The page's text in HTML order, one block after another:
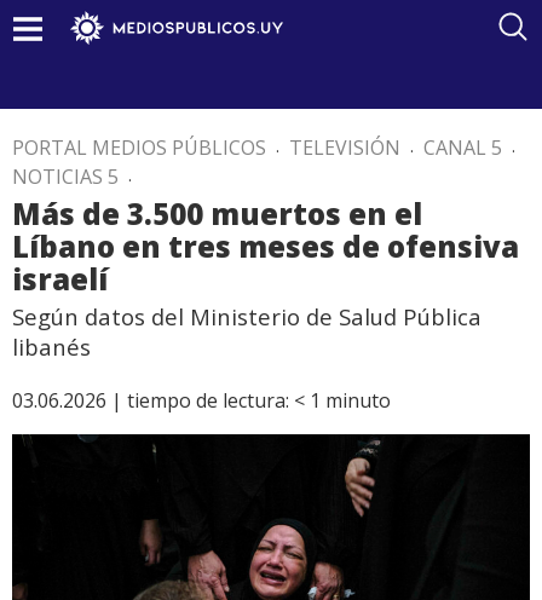
PORTAL MEDIOS PÚBLICOS . TELEVISIÓN . CANAL 5 .
NOTICIAS 5 .
Más de 3.500 muertos en el
Líbano en tres meses de ofensiva
israelí
Según datos del Ministerio de Salud Pública
libanés
03.06.2026 | tiempo de lectura: < 1 minuto